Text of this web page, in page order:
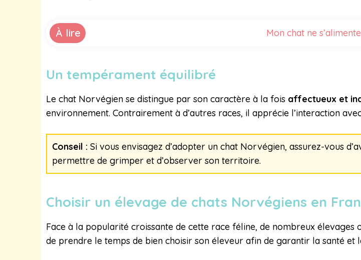
À lire Mon chat ne
Un tempérament équilibré
Le chat Norvégien se distingue par son caractère à la fois affectueux et
environnement. Contrairement à d’autres races, il apprécie l’interaction
Conseil : Si vous envisagez d’adopter un chat Norvégien, assurez-vous
permettre de grimper et d’observer son territoire.
Choisir un élevage de chats Norvégiens en
Face à la popularité croissante de cette race féline, de nombreux élevages
de prendre le temps de bien choisir son éleveur afin de garantir la santé et